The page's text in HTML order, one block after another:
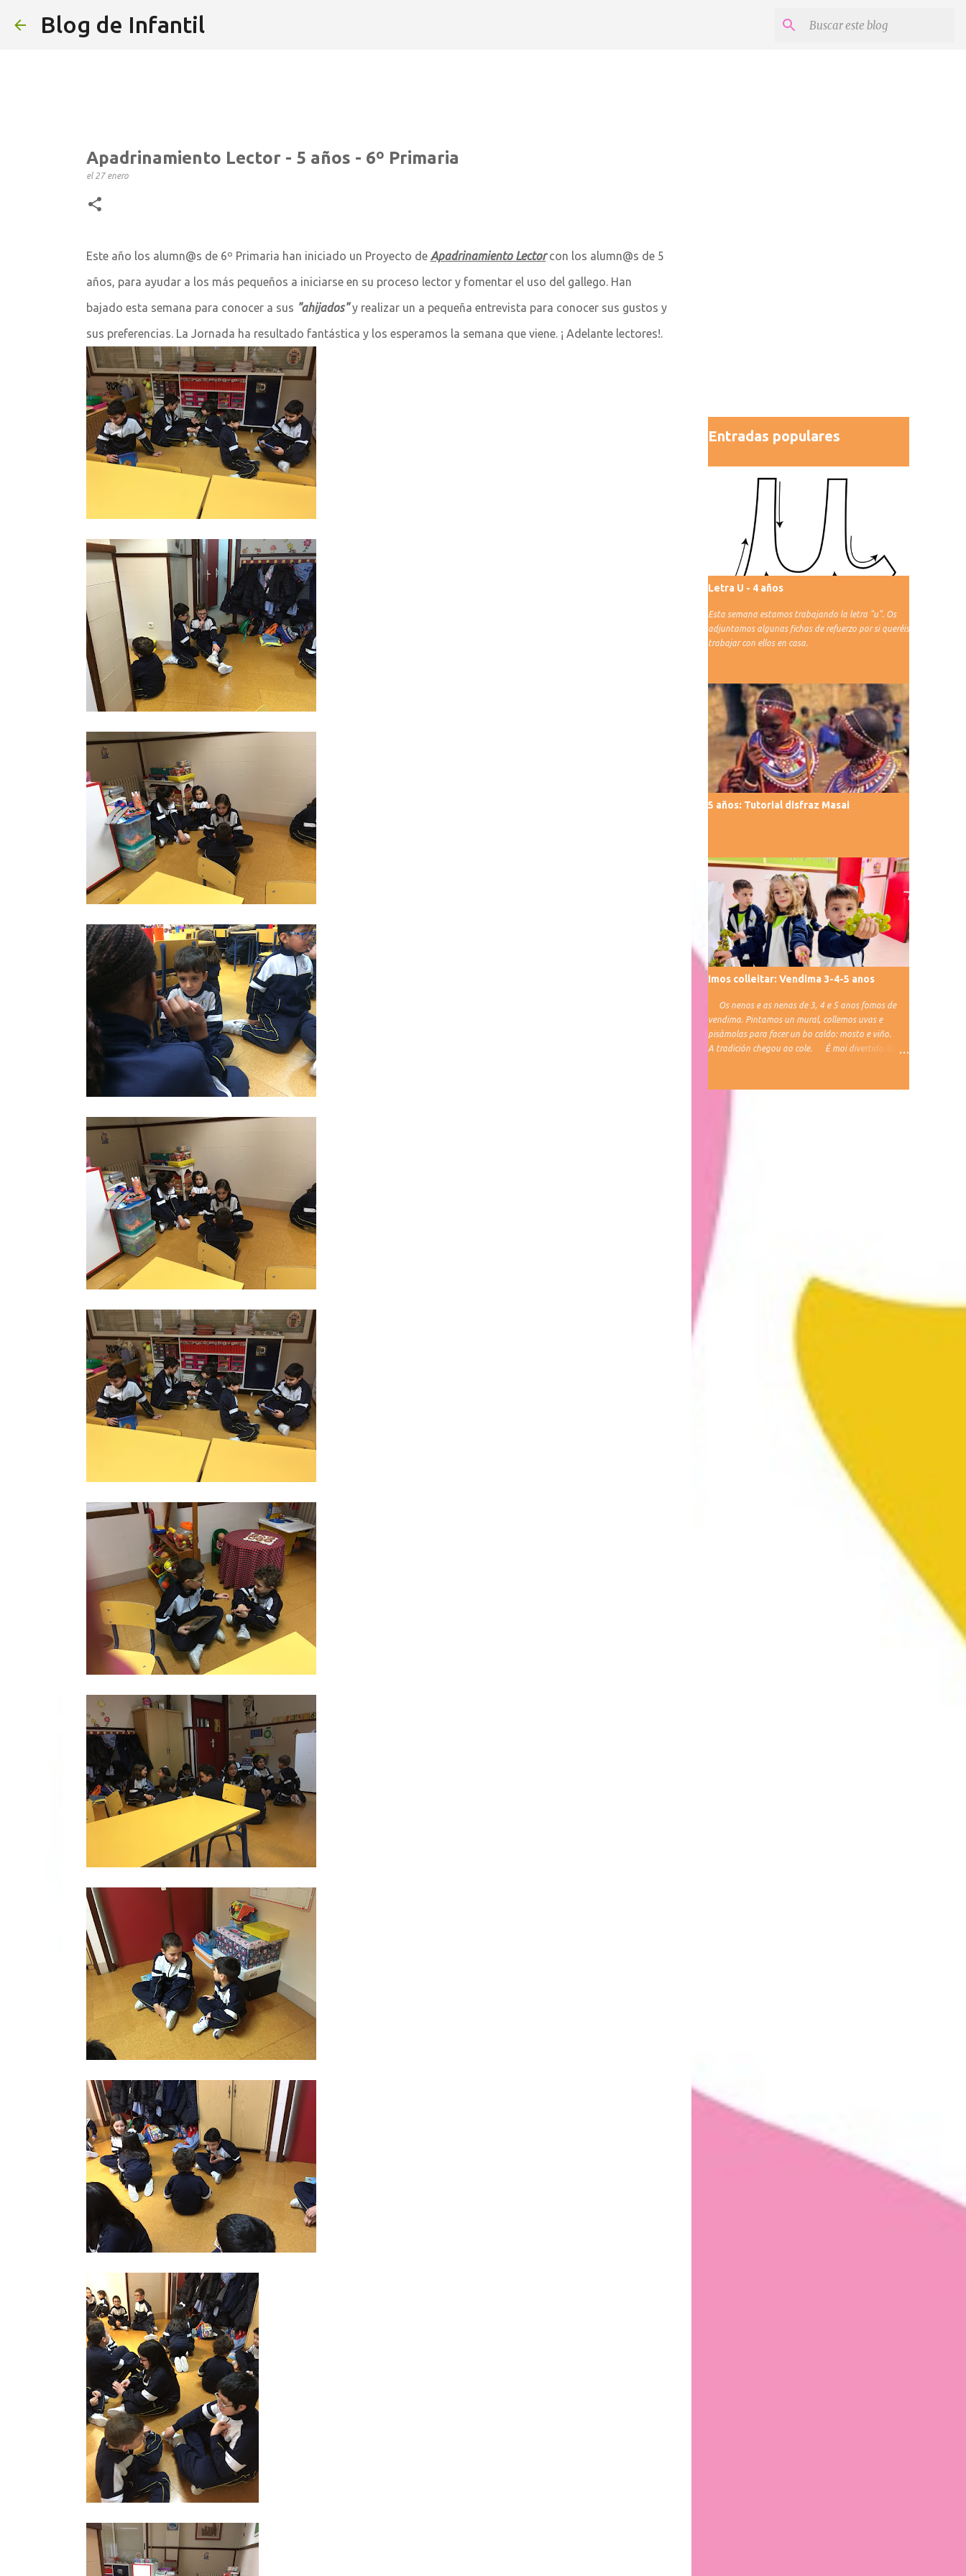
Blog de Infantil
Apadrinamiento Lector - 5 años - 6º Primaria
el 27 enero
Este año los alumn@s de 6º Primaria han iniciado un Proyecto de Apadrinamiento Lectorcon los alumn@s de 5
años, para ayudar a los más pequeños a iniciarse en su proceso lector y fomentar el uso del gallego. Han
bajado esta semana para conocer a sus "ahijados"y realizar un a pequeña entrevista para conocer sus gustos y
sus preferencias. La Jornada ha resultado fantástica y los esperamos la semana que viene. ¡ Adelante lectores!.
Entradas populares
Letra U - 4 años
Esta semana estamos trabajando la letra "u". Os
adjuntamos algunas fichas de refuerzo por si queréis
trabajar con ellos en casa.
5 años: Tutorial disfraz Masai
Imos colleitar: Vendima 3-4-5 anos
Os nenos e as nenas de 3, 4 e 5 anos fomos de
vendima. Pintamos un mural, collemos uvas e
pisámolas para facer un bo caldo: mosto e viño.
A tradición chegou ao cole. É moi divertido.😁